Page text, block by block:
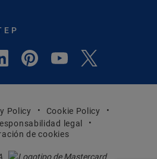
Policy
Cookie Policy
legal
de cookies